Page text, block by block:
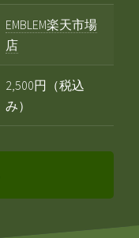
EMBLEM楽天市場
店
2,500円（税込
み）